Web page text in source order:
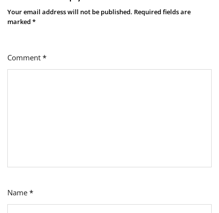
Your email address will not be published. Required fields are
marked *
Comment *
Name *